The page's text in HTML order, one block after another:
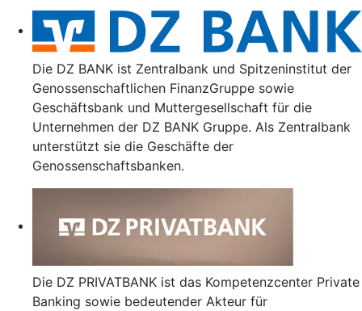
Die DZ BANK ist Zentralbank und Spitzeninstitut der
Genossenschaftlichen FinanzGruppe sowie
Geschäftsbank und Muttergesellschaft für die
Unternehmen der DZ BANK Gruppe. Als Zentralbank
unterstützt sie die Geschäfte der
Genossenschaftsbanken.
Die DZ PRIVATBANK ist das Kompetenzcenter Private
Banking sowie bedeutender Akteur für